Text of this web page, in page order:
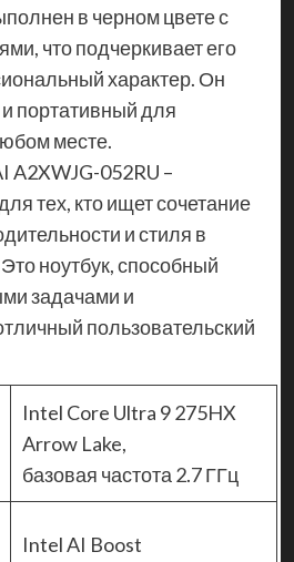
в черном цвете с
что подчеркивает его
характер. Он
портативный для
месте.
A2XWJG-052RU –
тех, кто ищет сочетание
и стиля в
ноутбук, способный
задачами и
пользовательский
Intel Core Ultra 9 275HX
Arrow Lake,
базовая частота 2.7 ГГц
Intel AI Boost